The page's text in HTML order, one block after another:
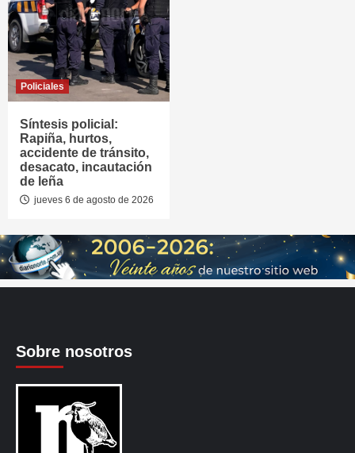
Policiales
Síntesis policial:
Rapiña, hurtos,
accidente de tránsito,
desacato, incautación
de leña
jueves 6 de agosto de 2026
Sobre nosotros